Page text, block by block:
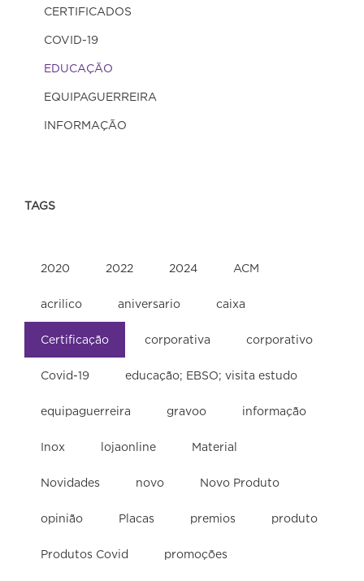
CERTIFICADOS
COVID-19
EDUCAÇÃO
EQUIPAGUERREIRA
INFORMAÇÃO
TAGS
2020 2022 2024 ACM
acrilico aniversario caixa
Certificação corporativa corporativo
Covid-19 educação; EBSO; visita estudo
equipaguerreira gravoo informação
Inox lojaonline Material
Novidades novo Novo Produto
opinião Placas premios produto
Produtos Covid promoções